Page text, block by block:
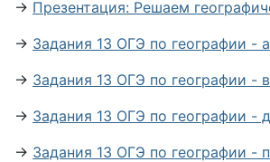
→ Презентация: Решаем
→ Задания 13 ОГЭ по географии -
→ Задания 13 ОГЭ по географии -
→ Задания 13 ОГЭ по географии -
→ Задания 13 ОГЭ по географии -